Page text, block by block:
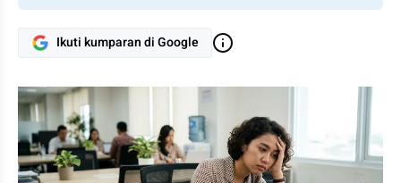
Ikuti kumparan di Google